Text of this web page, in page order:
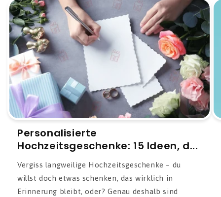
Personalisierte
Hochzeitsgeschenke: 15 Ideen, d...
Vergiss langweilige Hochzeitsgeschenke – du
willst doch etwas schenken, das wirklich in
Erinnerung bleibt, oder? Genau deshalb sind